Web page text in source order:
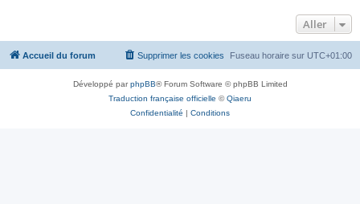
Aller
Accueil du forum Fuseau horaire sur UTC+01:00
Supprimer les cookies
Développé parphpBB® Forum Software © phpBB Limited
Traduction française officielle ©Qiaeru
Confidentialité | Conditions